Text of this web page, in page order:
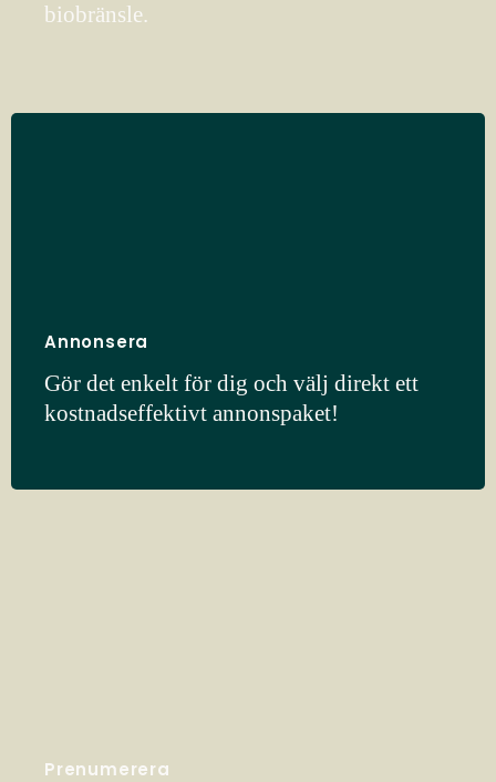
biobränsle.
Annonsera
Gör det enkelt för dig och välj direkt ett
kostnadseffektivt annonspaket!
Prenumerera